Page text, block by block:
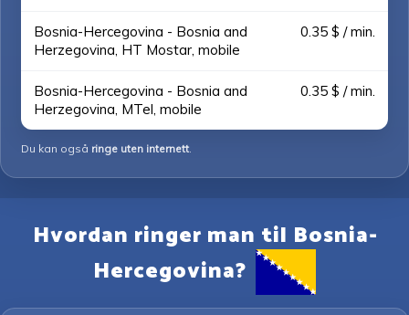
Bosnia-Hercegovina - Bosnia and
Herzegovina, HT Mostar, mobile
0.35 $ / min.
Bosnia-Hercegovina - Bosnia and
Herzegovina, MTel, mobile
0.35 $ / min.
Du kan også ringe uten internett.
Hvordan ringer man til Bosnia-
Hercegovina?